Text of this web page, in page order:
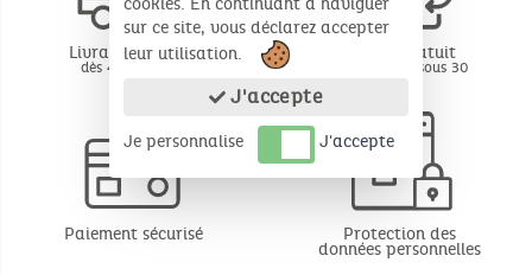
Livraison offerte
dès 49€ d'achat
Retour gratuit
BE - FR - LU sous 30
Paiement sécurisé Protection des
données personnelles
cookies. En continuant à naviguer
sur ce site, vous déclarez accepter
leur utilisation.
J'accepte
Je personnalise J'accepte